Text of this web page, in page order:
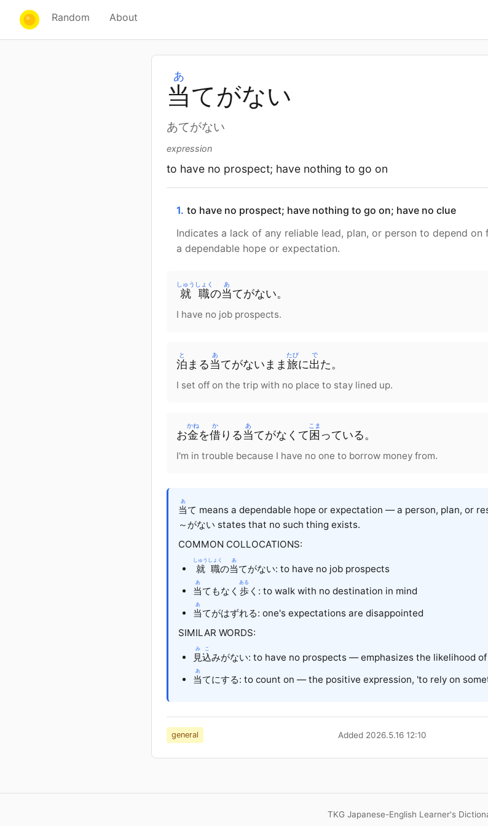
Random About
当
あ
てがない
あてがない
expression
to have no prospect; have nothing to go on
1. to have no prospect; have nothing to go on; have no clue
Indicates a lack of any reliable lead, plan, or person to depend on
a dependable hope or expectation.
就職
しゅうしょく
の当
あ
てがない。
I have no job prospects.
泊
と
まる当
あ
てがないまま 旅
たび
に出
で
た。
I set off on the trip with no place to stay lined up.
お金
かね
を借
か
りる当
あ
てがなくて 困
こま
っている。
I'm in trouble because I have no one to borrow money from.
当
あ
て means a dependable hope or expectation — a person, plan, or
～がない states that no such thing exists.
COMMON COLLOCATIONS:
就職
しゅうしょく
の当
あ
てがない: to have no job prospects
当
あ
てもなく 歩
ある
く: to walk with no destination in mind
当
あ
てがはずれる: one's expectations are disappointed
SIMILAR WORDS:
見込
みこ
みがない: to have no prospects — emphasizes the likelihood
当
あ
てにする: to count on — the positive expression, 'to rely on
general Added 2026.5.16 12:10
TKG Japanese-English Learner's